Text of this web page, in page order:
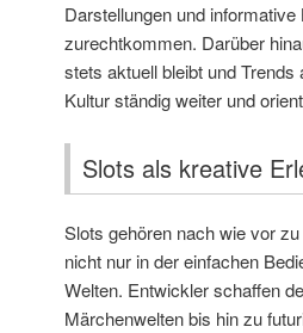
Darstellungen und
zurechtkommen. Darüber
stets aktuell bleibt und
Kultur ständig weiter und
Slots als kreative
Slots gehören nach wie vor
nicht nur in der einfachen
Welten. Entwickler schaffen
Märchenwelten bis hin zu